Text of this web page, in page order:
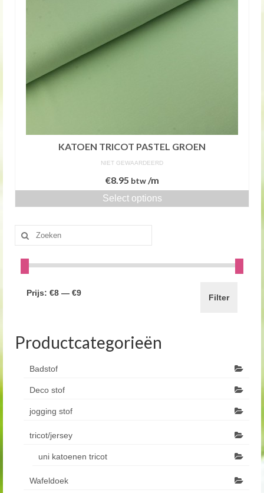
KATOEN TRICOT PASTEL GROEN
NIET GEWAARDEERD
€8.95 btw/m
Select options
Zoeken
naar:
Filter
Prijs: €8 — €9
Productcategorieën
Badstof
Deco stof
jogging stof
tricot/jersey
uni katoenen tricot
Wafeldoek